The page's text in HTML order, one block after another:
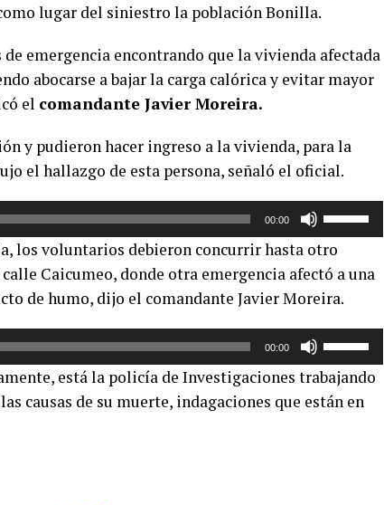
lugar del siniestro la población Bonilla.
emergencia encontrando que la vivienda afectada
abocarse a bajar la carga calórica y evitar mayor
el comandante Javier Moreira.
y pudieron hacer ingreso a la vivienda, para la
el hallazgo de esta persona, señaló el oficial.
00:00
teclas
de
flecha
para
aumentar
o
disminuir
los voluntarios debieron concurrir hasta otro
Caicumeo, donde otra emergencia afectó a una
de humo, dijo el comandante Javier Moreira.
00:00
teclas
de
está la policía de Investigaciones trabajando
causas de su muerte, indagaciones que están en